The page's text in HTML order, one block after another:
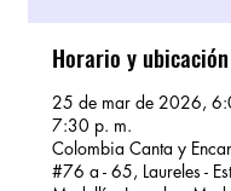
Horario y ubicación
25 de mar de 2026,
7:30 p. m.
Colombia Canta y
#76 a - 65, Laureles -